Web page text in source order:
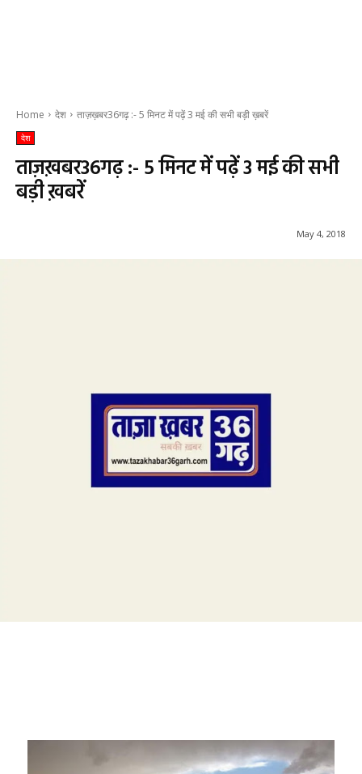
Home देश ताज़ख़बर36गढ़ :- 5 मिनट में पढ़ें 3 मई की सभी बड़ी ख़बरें
देश
ताज़ख़बर36गढ़ :- 5 मिनट में पढ़ें 3 मई की सभी
बड़ी ख़बरें
May 4, 2018